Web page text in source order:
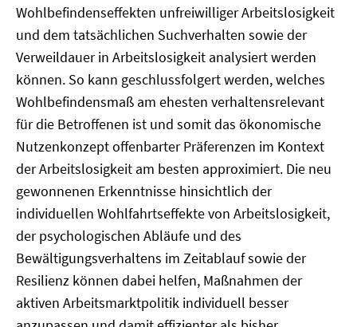
Wohlbefindenseffekten unfreiwilliger Arbeitslosigkeit
und dem tatsächlichen Suchverhalten sowie der
Verweildauer in Arbeitslosigkeit analysiert werden
können. So kann geschlussfolgert werden, welches
Wohlbefindensmaß am ehesten verhaltensrelevant
für die Betroffenen ist und somit das ökonomische
Nutzenkonzept offenbarter Präferenzen im Kontext
der Arbeitslosigkeit am besten approximiert. Die neu
gewonnenen Erkenntnisse hinsichtlich der
individuellen Wohlfahrtseffekte von Arbeitslosigkeit,
der psychologischen Abläufe und des
Bewältigungsverhaltens im Zeitablauf sowie der
Resilienz können dabei helfen, Maßnahmen der
aktiven Arbeitsmarktpolitik individuell besser